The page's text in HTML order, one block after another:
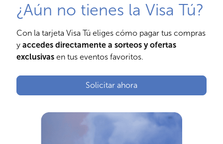
¿Aún no tienes la Visa Tú?
Con la tarjeta Visa Tú eliges cómo pagar tus compras
y accedes directamente a sorteos y ofertas
exclusivas en tus eventos favoritos.
Solicitar ahora